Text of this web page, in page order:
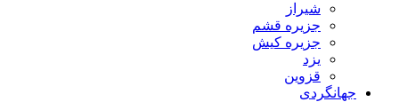
شیراز
جزیره قشم
جزیره کیش
یزد
قزوین
جهانگردی